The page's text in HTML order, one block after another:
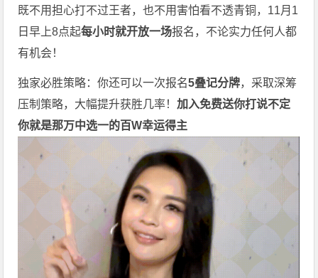
既不用担心打不过王者，也不用害怕看不透青铜，11月1
日早上8点起每小时就开放一场报名，不论实力任何人都
有机会！
独家必胜策略：你还可以一次报名5叠记分牌，采取深筹
压制策略，大幅提升获胜几率！加入免费送你打说不定
你就是那万中选一的百W幸运得主